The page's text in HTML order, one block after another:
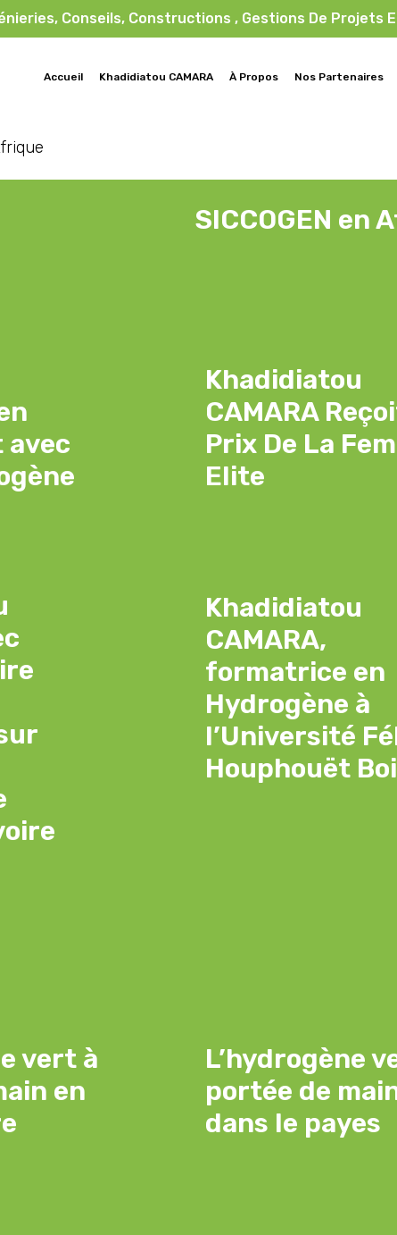
Conseils, Constructions , Gestions De Projets
Accueil Khadidiatou CAMARA À Propos Nos Partenaires
SICCOGEN en
Khadidiatou
CAMARA
Prix De La
Elite
Khadidiatou
CAMARA,
formatrice en
Hydrogène à
l’Université
Houphouët
vert à
en
L’hydrogène
portée de
dans le payes